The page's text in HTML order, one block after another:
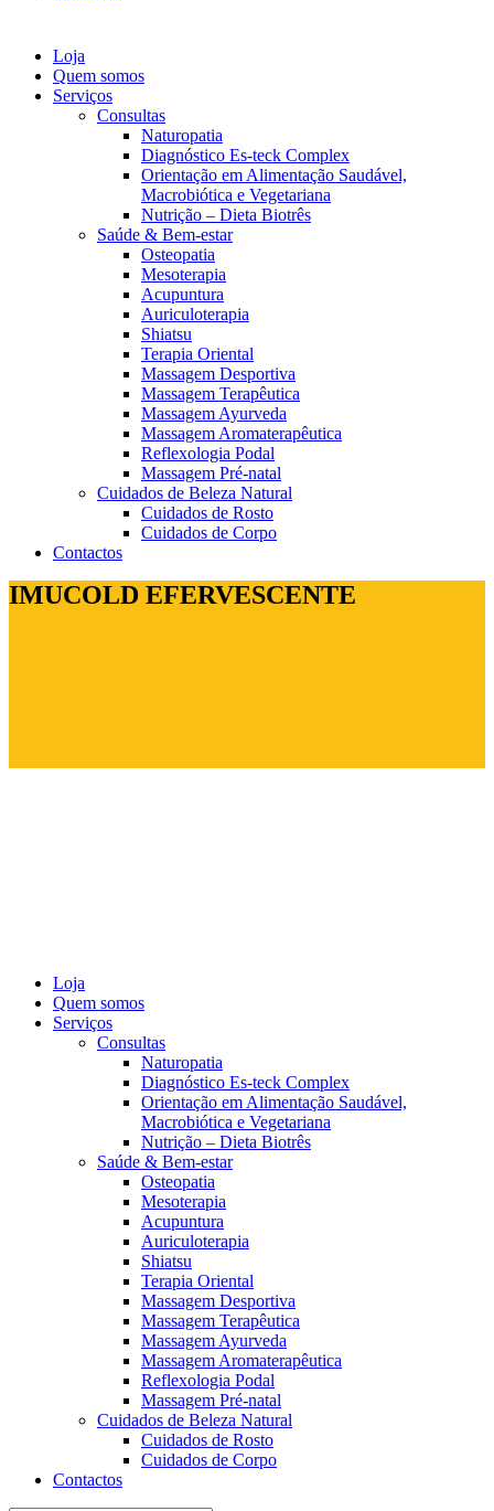
Loja
Quem somos
Serviços
Consultas
Naturopatia
Diagnóstico Es-teck Complex
Orientação em Alimentação Saudável,
Macrobiótica e Vegetariana
Nutrição – Dieta Biotrês
Saúde & Bem-estar
Osteopatia
Mesoterapia
Acupuntura
Auriculoterapia
Shiatsu
Terapia Oriental
Massagem Desportiva
Massagem Terapêutica
Massagem Ayurveda
Massagem Aromaterapêutica
Reflexologia Podal
Massagem Pré-natal
Cuidados de Beleza Natural
Cuidados de Rosto
Cuidados de Corpo
Contactos
IMUCOLD EFERVESCENTE
Loja
Quem somos
Serviços
Consultas
Naturopatia
Diagnóstico Es-teck Complex
Orientação em Alimentação Saudável,
Macrobiótica e Vegetariana
Nutrição – Dieta Biotrês
Saúde & Bem-estar
Osteopatia
Mesoterapia
Acupuntura
Auriculoterapia
Shiatsu
Terapia Oriental
Massagem Desportiva
Massagem Terapêutica
Massagem Ayurveda
Massagem Aromaterapêutica
Reflexologia Podal
Massagem Pré-natal
Cuidados de Beleza Natural
Cuidados de Rosto
Cuidados de Corpo
Contactos